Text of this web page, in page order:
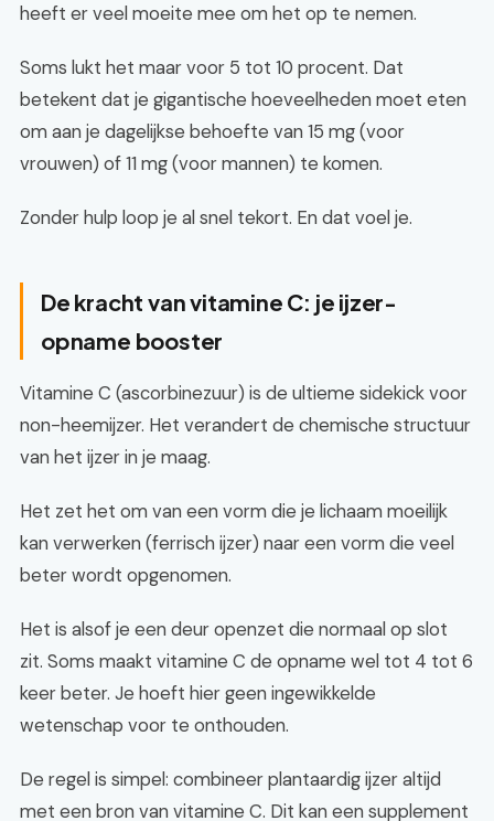
heeft er veel moeite mee om het op te nemen.
Soms lukt het maar voor 5 tot 10 procent. Dat
betekent dat je gigantische hoeveelheden moet eten
om aan je dagelijkse behoefte van 15 mg (voor
vrouwen) of 11 mg (voor mannen) te komen.
Zonder hulp loop je al snel tekort. En dat voel je.
De kracht van vitamine C: je ijzer-
opname booster
Vitamine C (ascorbinezuur) is de ultieme sidekick voor
non-heemijzer. Het verandert de chemische structuur
van het ijzer in je maag.
Het zet het om van een vorm die je lichaam moeilijk
kan verwerken (ferrisch ijzer) naar een vorm die veel
beter wordt opgenomen.
Het is alsof je een deur openzet die normaal op slot
zit. Soms maakt vitamine C de opname wel tot 4 tot 6
keer beter. Je hoeft hier geen ingewikkelde
wetenschap voor te onthouden.
De regel is simpel: combineer plantaardig ijzer altijd
met een bron van vitamine C. Dit kan een supplement